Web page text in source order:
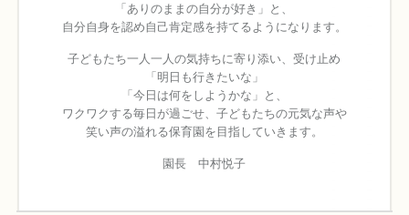
「ありのままの自分が好き」と、
自分自身を認め自己肯定感を持てるようになります。
子どもたち一人一人の気持ちに寄り添い、受け止め
「明日も行きたいな」
「今日は何をしようかな」と、
ワクワクする毎日が過ごせ、子どもたちの元気な声や
笑い声の溢れる保育園を目指していきます。
園長 中村悦子